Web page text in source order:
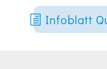
Infoblatt